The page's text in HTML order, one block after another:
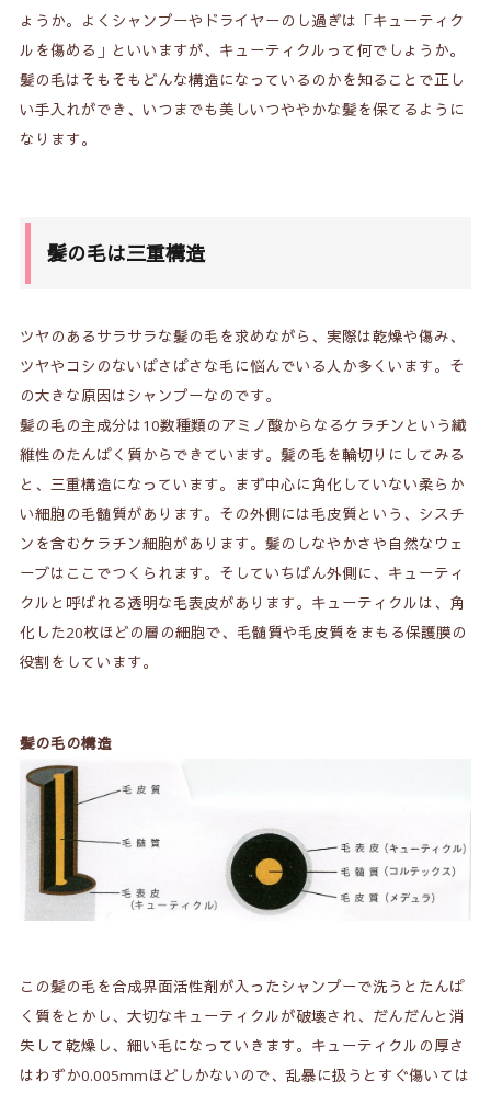
ょうか。よくシャンプーやドライヤーのし過ぎは「キューティク
ルを傷める」といいますが、キューティクルって何でしょうか。
髪の毛はそもそもどんな構造になっているのかを知ることで正し
い手入れができ、いつまでも美しいつややかな髪を保てるように
なります。
髪の毛は三重構造
ツヤのあるサラサラな髪の毛を求めながら、実際は乾燥や傷み、
ツヤやコシのないぱさぱさな毛に悩んでいる人か多くいます。そ
の大きな原因はシャンプーなのです。
髪の毛の主成分は10数種類のアミノ酸からなるケラチンという繊
維性のたんぱく質からできています。髪の毛を輪切りにしてみる
と、三重構造になっています。まず中心に角化していない柔らか
い細胞の毛髄質があります。その外側には毛皮質という、シスチ
ンを含むケラチン細胞があります。髪のしなやかさや自然なウェ
ーブはここでつくられます。そしていちばん外側に、キューティ
クルと呼ばれる透明な毛表皮があります。キューティクルは、角
化した20枚ほどの層の細胞で、毛髄質や毛皮質をまもる保護膜の
役割をしています。
髪の毛の構造
この髪の毛を合成界面活性剤が入ったシャンプーで洗うとたんぱ
く質をとかし、大切なキューティクルが破壊され、だんだんと消
失して乾燥し、細い毛になっていきます。キューティクルの厚さ
はわずか0.005mmほどしかないので、乱暴に扱うとすぐ傷いては